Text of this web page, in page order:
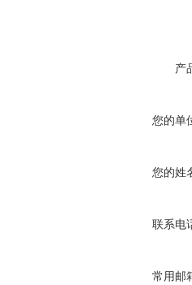
产
您的单
您的姓
联系电
常用邮